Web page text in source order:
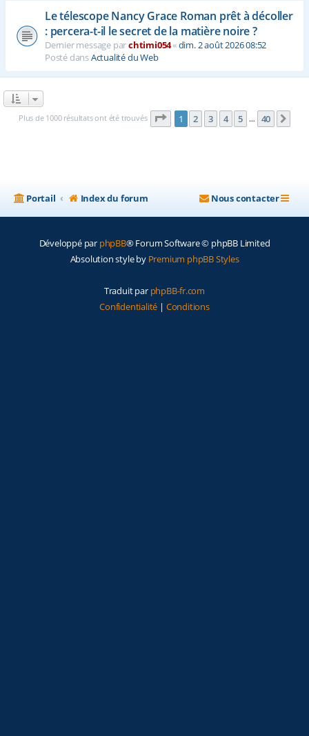
Le télescope Nancy Grace Roman prêt à décoller
: percera-t-il le secret de la matière noire ?
Dernier message parchtimi054«dim. 2 août 2026 08:52
Posté dansActualité du Web
Plus de 1000 résultats ont été trouvés Page 1sur40
1 2 3 4 5 … 40
Portail Index du forum Nous contacter
Développé par phpBB® Forum Software © phpBB Limited
Absolution style by Premium phpBB Styles
Traduit par phpBB-fr.com
Confidentialité | Conditions